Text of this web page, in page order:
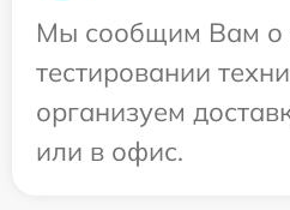
Мы сообщим Вам о
тестировании
организуем
или в офис.